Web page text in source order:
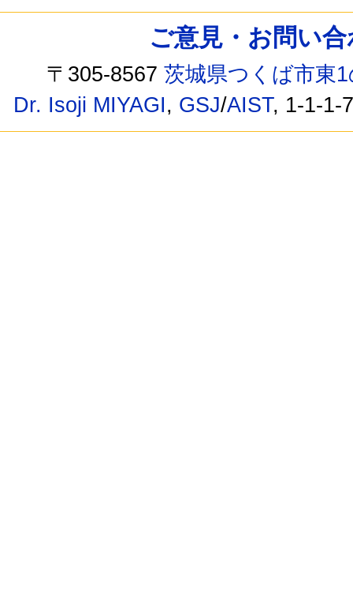
ご意見・お問い
〒305-8567茨城県つくば市東
Dr. Isoji MIYAGI, GSJ/AIST, 1-1-1-